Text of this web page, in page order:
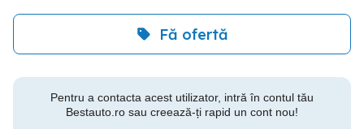
Fă ofertă
Pentru a contacta acest utilizator, intră în contul tău
Bestauto.ro sau creează-ți rapid un cont nou!